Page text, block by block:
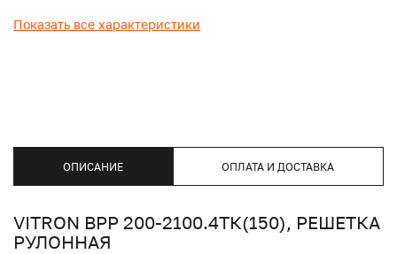
Показать все характеристики
ОПИСАНИЕ ОПЛАТА И ДОСТАВКА
VITRON ВРР 200-2100.4ТК(150), РЕШЕТКА
РУЛОННАЯ